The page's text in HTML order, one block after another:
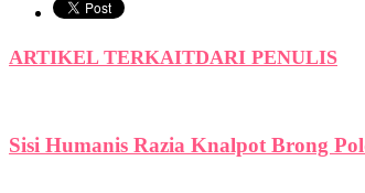
ARTIKEL TERKAITDARI PENULIS
Sisi Humanis Razia Knalpot Brong